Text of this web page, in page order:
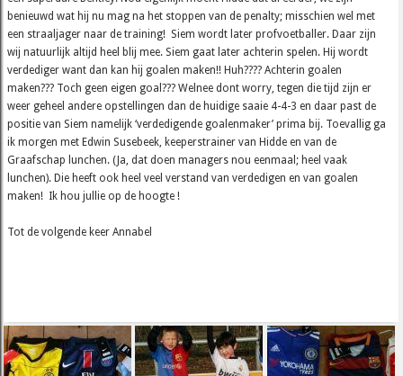
benieuwd wat hij nu mag na het stoppen van de penalty; misschien wel met
een straaljager naar de training! Siem wordt later profvoetballer. Daar zijn
wij natuurlijk altijd heel blij mee. Siem gaat later achterin spelen. Hij wordt
verdediger want dan kan hij goalen maken!! Huh???? Achterin goalen
maken??? Toch geen eigen goal??? Welnee dont worry, tegen die tijd zijn er
weer geheel andere opstellingen dan de huidige saaie 4-4-3 en daar past de
positie van Siem namelijk ‘verdedigende goalenmaker’ prima bij. Toevallig ga
ik morgen met Edwin Susebeek, keeperstrainer van Hidde en van de
Graafschap lunchen. (Ja, dat doen managers nou eenmaal; heel vaak
lunchen). Die heeft ook heel veel verstand van verdedigen en van goalen
maken! Ik hou jullie op de hoogte !
Tot de volgende keer Annabel